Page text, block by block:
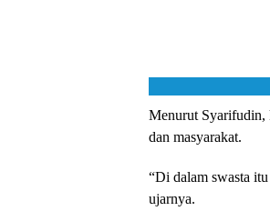
Menurut Syarifudin,
dan masyarakat.
“Di dalam swasta
ujarnya.